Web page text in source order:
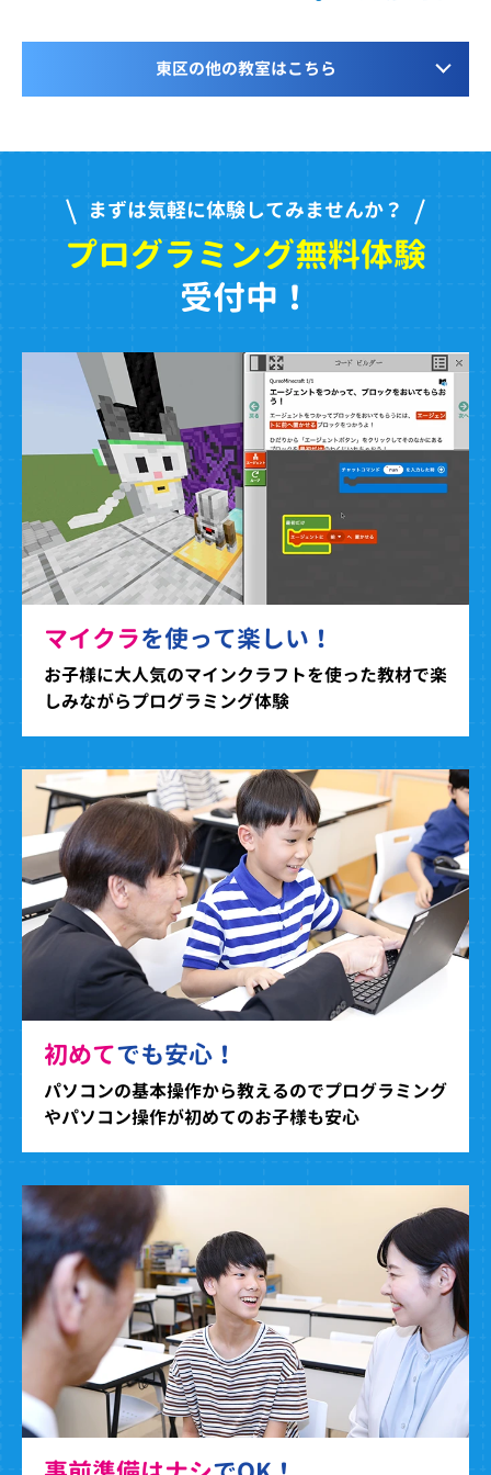
東区の他の教室はこちら
まずは気軽に体験してみませんか？
プログラミング無料体験
受付中！
マイクラを使って楽しい！
お子様に大人気のマインクラフトを使った教材で楽
しみながらプログラミング体験
初めてでも安心！
パソコンの基本操作から教えるのでプログラミング
やパソコン操作が初めてのお子様も安心